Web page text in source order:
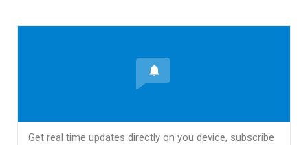
Get real time updates directly on you device, subscribe